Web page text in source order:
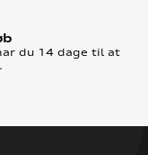
du 14 dage til at